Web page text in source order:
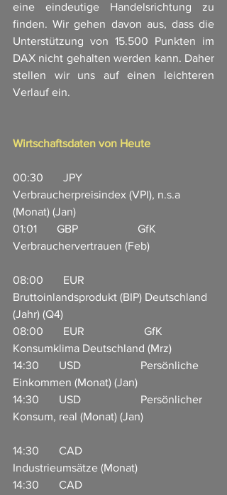
eine eindeutige Handelsrichtung zu
finden. Wir gehen davon aus, dass die
Unterstützung von 15.500 Punkten im
DAX nicht gehalten werden kann. Daher
stellen wir uns auf einen leichteren
Verlauf ein.
Wirtschaftsdaten von Heute
00:30       JPY
Verbraucherpreisindex (VPI), n.s.a
(Monat) (Jan)
01:01       GBP                     GfK
Verbrauchervertrauen (Feb)
08:00       EUR
Bruttoinlandsprodukt (BIP) Deutschland
(Jahr) (Q4)
08:00       EUR                     GfK
Konsumklima Deutschland (Mrz)
14:30       USD                     Persönliche
Einkommen (Monat) (Jan)
14:30       USD                     Persönlicher
Konsum, real (Monat) (Jan)
14:30       CAD
Industrieumsätze (Monat)
14:30       CAD